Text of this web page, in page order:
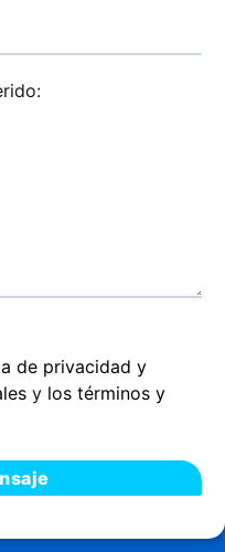
de privacidad y
y los términos y